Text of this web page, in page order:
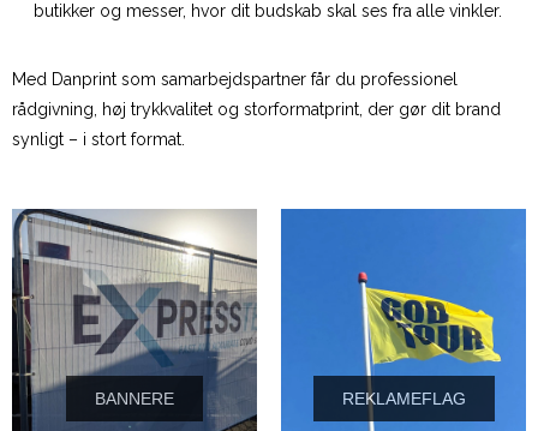
butikker og messer, hvor dit budskab skal ses fra alle vinkler.
Med Danprint som samarbejdspartner får du professionel
rådgivning, høj trykkvalitet og storformatprint, der gør dit brand
synligt – i stort format.
BANNERE REKLAMEFLAG